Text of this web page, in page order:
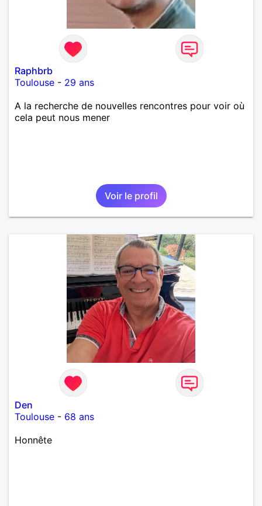
Raphbrb
Toulouse - 29 ans
A la recherche de nouvelles rencontres pour voir où
cela peut nous mener
Voir le profil
Den
Toulouse - 68 ans
Honnête